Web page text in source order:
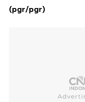
(pgr/pgr)